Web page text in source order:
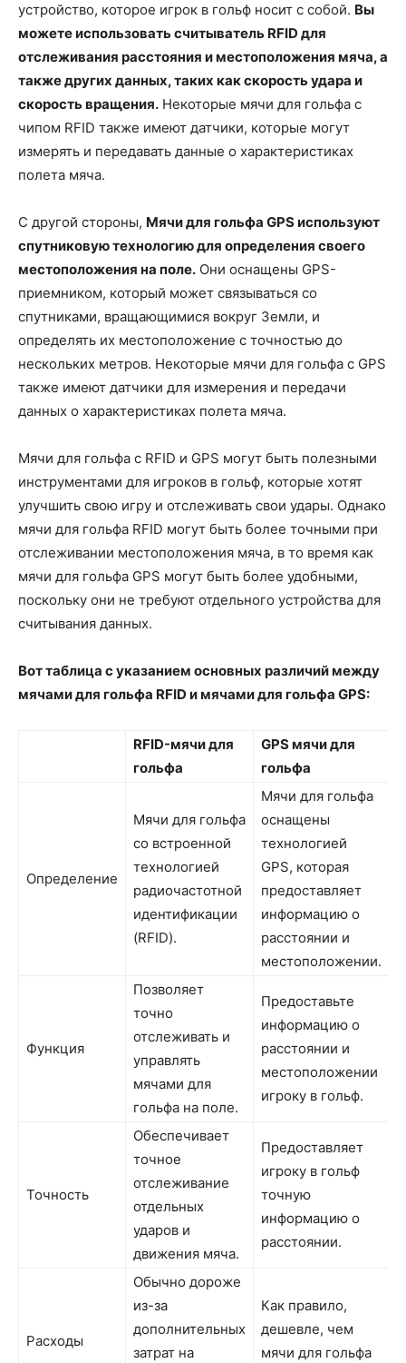
устройство, которое игрок в гольф носит с собой. Вы
можете использовать считыватель RFID для
отслеживания расстояния и местоположения мяча, а
также других данных, таких как скорость удара и
скорость вращения. Некоторые мячи для гольфа с
чипом RFID также имеют датчики, которые могут
измерять и передавать данные о характеристиках
полета мяча.
С другой стороны, Мячи для гольфа GPS используют
спутниковую технологию для определения своего
местоположения на поле. Они оснащены GPS-
приемником, который может связываться со
спутниками, вращающимися вокруг Земли, и
определять их местоположение с точностью до
нескольких метров. Некоторые мячи для гольфа с GPS
также имеют датчики для измерения и передачи
данных о характеристиках полета мяча.
Мячи для гольфа с RFID и GPS могут быть полезными
инструментами для игроков в гольф, которые хотят
улучшить свою игру и отслеживать свои удары. Однако
мячи для гольфа RFID могут быть более точными при
отслеживании местоположения мяча, в то время как
мячи для гольфа GPS могут быть более удобными,
поскольку они не требуют отдельного устройства для
считывания данных.
Вот таблица с указанием основных различий между
мячами для гольфа RFID и мячами для гольфа GPS:
RFID-мячи для
гольфа
GPS мячи для
гольфа
Определение
Мячи для гольфа
со встроенной
технологией
радиочастотной
идентификации
(RFID).
Мячи для гольфа
оснащены
технологией
GPS, которая
предоставляет
информацию о
расстоянии и
местоположении.
Функция
Позволяет
точно
отслеживать и
управлять
мячами для
гольфа на поле.
Предоставьте
информацию о
расстоянии и
местоположении
игроку в гольф.
Точность
Обеспечивает
точное
отслеживание
отдельных
ударов и
движения мяча.
Предоставляет
игроку в гольф
точную
информацию о
расстоянии.
Расходы
Обычно дороже
из-за
дополнительных
затрат на
Как правило,
дешевле, чем
мячи для гольфа